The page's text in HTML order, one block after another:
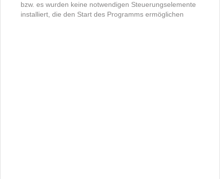
bzw. es wurden keine notwendigen Steuerungselemente
installiert, die den Start des Programms ermöglichen